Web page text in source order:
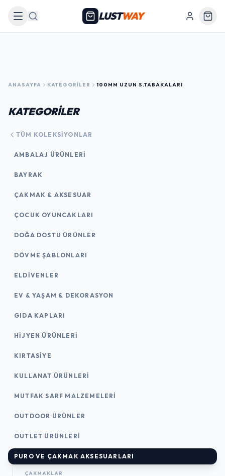
Arama LUSTWAY
ANASAYFA KATEGORILER 100MM UZUN S.TABAKALARI
KATEGORİLER
TÜM KOLEKSIYONLAR
AMBALAJ ÜRÜNLERI
BAYRAK
ÇAKMAK & AKSESUAR
ÇOCUK OYUNCAKLARI
DOĞA DOSTU ÜRÜNLER
DÖVME ŞABLONLARI
ELDIVENLER
EV & YAŞAM & DEKORASYON
GIDA KAPLARI
HIJYEN ÜRÜNLERI
KIRTASİYE
KULLANAT ÜRÜNLERI
MUTFAK SARF MALZEMELERI
OUTDOOR ÜRÜNLER
OUTLET ÜRÜNLERI
PURO VE ÇAKMAK AKSESUARLARI
ÇAKMAKLAR